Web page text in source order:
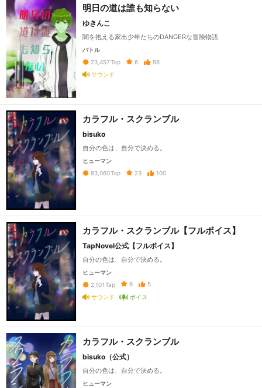
明日の道は誰も知らない
ゆきんこ
闇を抱える家出少年たちのDANGERな冒険物語
バトル
23,457 Tap 6
98
サウンド
カラフル・スクランブル
bisuko
自分の色は、自分で決める。
ヒューマン
83,060Tap 23 100
カラフル・スクランブル【フルボイス】
TapNovel公式【フルボイス】
自分の色は、自分で決める。
ヒューマン
2,101 Tap 6
5
サウンド
ボイス
カラフル・スクランブル
bisuko（公式）
自分の色は、自分で決める。
ヒューマン